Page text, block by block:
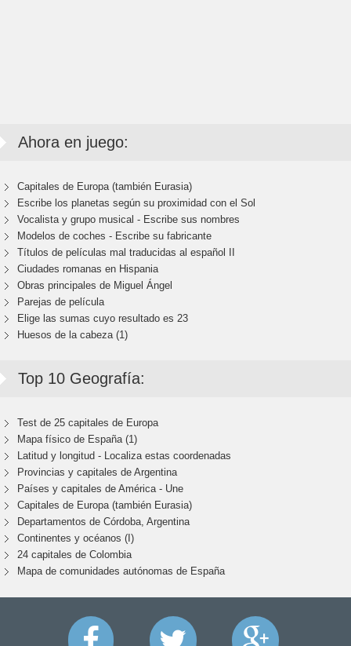
Ahora en juego:
Capitales de Europa (también Eurasia)
Escribe los planetas según su proximidad con el Sol
Vocalista y grupo musical - Escribe sus nombres
Modelos de coches - Escribe su fabricante
Títulos de películas mal traducidas al español II
Ciudades romanas en Hispania
Obras principales de Miguel Ángel
Parejas de película
Elige las sumas cuyo resultado es 23
Huesos de la cabeza (1)
Top 10 Geografía:
Test de 25 capitales de Europa
Mapa físico de España (1)
Latitud y longitud - Localiza estas coordenadas
Provincias y capitales de Argentina
Países y capitales de América - Une
Capitales de Europa (también Eurasia)
Departamentos de Córdoba, Argentina
Continentes y océanos (I)
24 capitales de Colombia
Mapa de comunidades autónomas de España